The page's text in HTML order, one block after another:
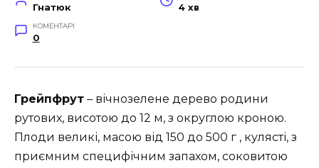
Гнатюк 4 хв
КОМЕНТАРІ
0
Грейпфрут – вічнозелене дерево родини
рутових, висотою до 12 м, з округлою кроною.
Плоди великі, масою від 150 до 500 г , кулясті, з
приємним специфічним запахом, соковитою